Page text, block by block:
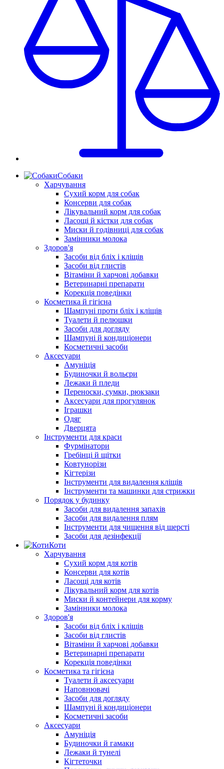
Собаки
Харчування
Сухий корм для собак
Консерви для собак
Лікувальний корм для собак
Ласощі й кістки для собак
Миски й годівниці для собак
Замінники молока
Здоров'я
Засоби від бліх і кліщів
Засоби від глистів
Вітаміни й харчові добавки
Ветеринарні препарати
Корекція поведінки
Косметика й гігієна
Шампуні проти бліх і кліщів
Туалети й пелюшки
Засоби для догляду
Шампуні й кондиціонери
Косметичні засоби
Аксесуари
Амуніція
Будиночки й вольєри
Лежаки й пледи
Переноски, сумки, рюкзаки
Аксесуари для прогулянок
Іграшки
Одяг
Дверцята
Інструменти для краси
Фурмінатори
Гребінці й щітки
Ковтунорізи
Кігтерізи
Інструменти для видалення кліщів
Інструменти та машинки для стрижки
Порядок у будинку
Засоби для видалення запахів
Засоби для видалення плям
Інструменти для чищення від шерсті
Засоби для дезінфекції
Коти
Харчування
Сухий корм для котів
Консерви для котів
Ласощі для котів
Лікувальний корм для котів
Миски й контейнери для корму
Замінники молока
Здоров'я
Засоби від бліх і кліщів
Засоби від глистів
Вітаміни й харчові добавки
Ветеринарні препарати
Корекція поведінки
Косметика та гігієна
Туалети й аксесуари
Наповнювачі
Засоби для догляду
Шампуні й кондиціонери
Косметичні засоби
Аксесуари
Амуніція
Будиночки й гамаки
Лежаки й тунелі
Кігтеточки